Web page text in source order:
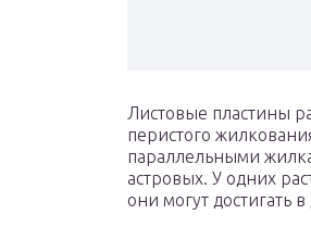
Листовые пластины
перистого
параллельными
астровых. У одних
они могут достигать